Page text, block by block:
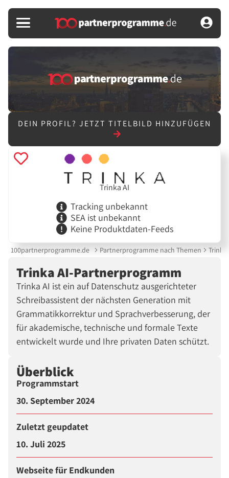
DEIN PROFIL? JETZT TITELBILD HINZUFÜGEN
Trinka AI
Tracking unbekannt
SEA ist unbekannt
Keine Produktdaten-Feeds
100partnerprogramme.de Partnerprogramme nach Themen
Trinka AI-Partnerprogramm
Trinka AI ist ein auf Datenschutz ausgerichteter
Schreibassistent der nächsten Generation mit
Grammatikkorrektur und Sprachverbesserung, der
für akademische, technische und formale Texte
entwickelt wurde und Ihre privaten Daten schützt.
Überblick
Programmstart
30. September 2024
Zuletzt geupdatet
10. Juli 2025
Webseite für Endkunden